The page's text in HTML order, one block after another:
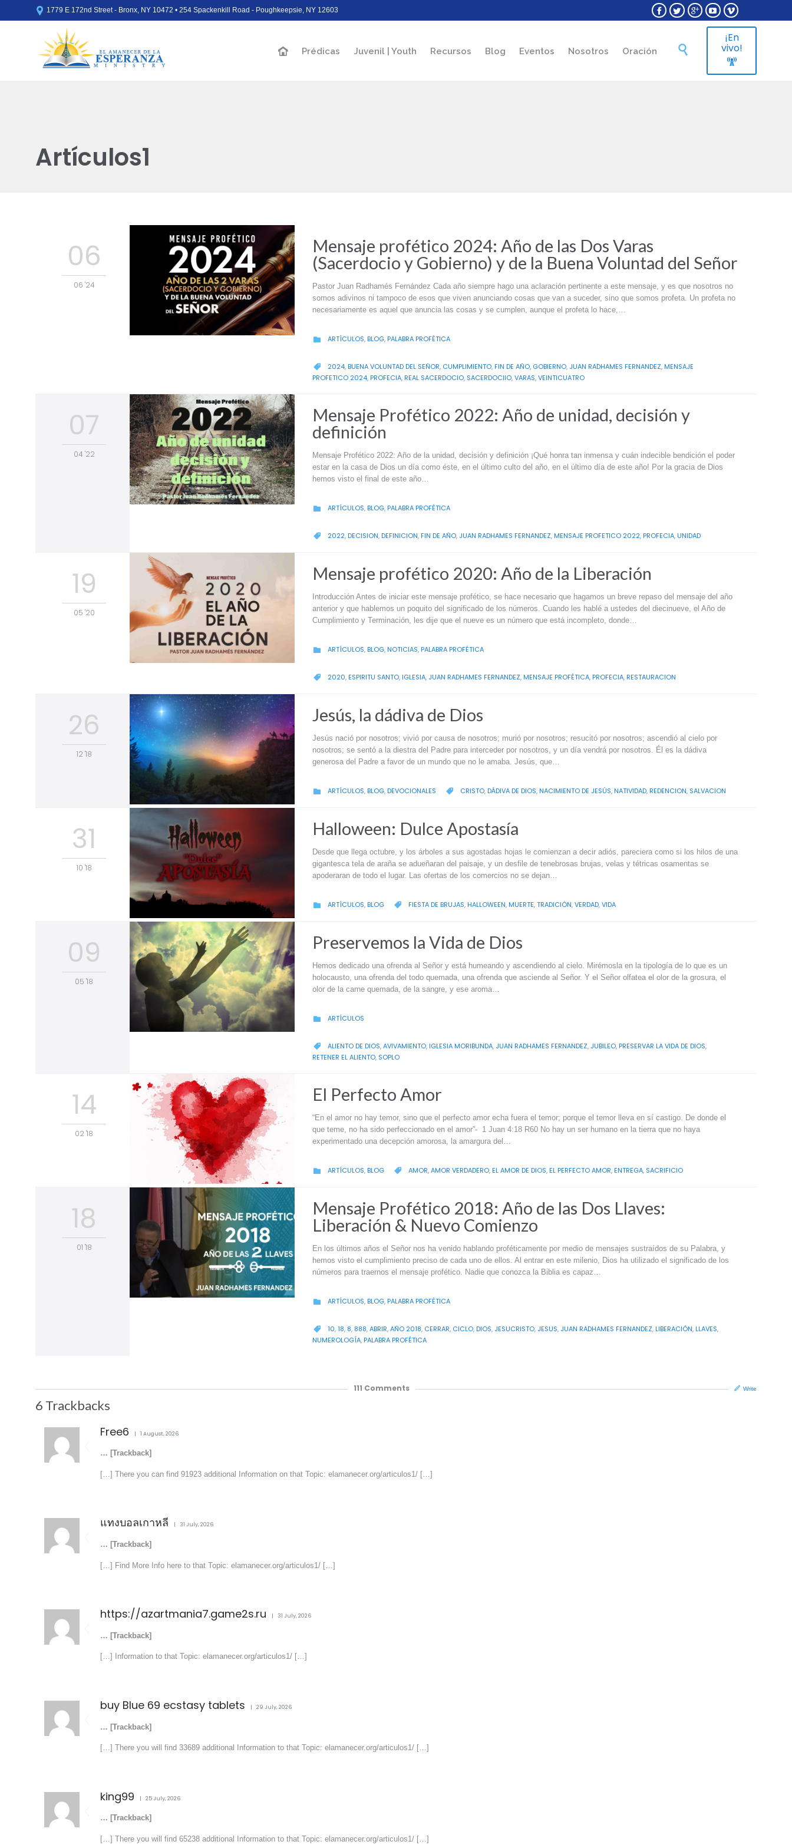
 1779 E 172nd Street - Bronx, NY 10472 • 254 Spackenkill Road - Poughkeepsie, NY 12603     
Skip
Prédicas Juvenil | Youth Recursos Blog Eventos Nosotros Oración 
¡En
vivo!

Artículos1
06
06 '24
Mensaje profético 2024: Año de las Dos Varas
(Sacerdocio y Gobierno) y de la Buena Voluntad del Señor
Pastor Juan Radhamés Fernández Cada año siempre hago una aclaración pertinente a este mensaje, y es que nosotros no
somos adivinos ni tampoco de esos que viven anunciando cosas que van a suceder, sino que somos profeta. Un profeta no
necesariamente es aquel que anuncia las cosas y se cumplen, aunque el profeta lo hace,…
 CATEGORY
ARTÍCULOS, BLOG, PALABRA PROFÉTICA
 CATEGORY
2024, BUENA VOLUNTAD DEL SEÑOR, CUMPLIMIENTO, FIN DE AÑO, GOBIERNO, JUAN RADHAMES FERNANDEZ, MENSAJE
PROFETICO 2024, PROFECIA, REAL SACERDOCIO, SACERDOCIIO,VARAS,VEINTICUATRO
07
04 '22
Mensaje Profético 2022: Año de unidad, decisión y
definición
Mensaje Profético 2022: Año de la unidad, decisión y definición ¡Qué honra tan inmensa y cuán indecible bendición el poder
estar en la casa de Dios un día como éste, en el último culto del año, en el último día de este año! Por la gracia de Dios
hemos visto el final de este año…
 CATEGORY
ARTÍCULOS, BLOG, PALABRA PROFÉTICA
 CATEGORY
2022, DECISION, DEFINICION, FIN DE AÑO, JUAN RADHAMES FERNANDEZ, MENSAJE PROFETICO 2022, PROFECIA, UNIDAD
19
05 '20
Mensaje profético 2020: Año de la Liberación
Introducción Antes de iniciar este mensaje profético, se hace necesario que hagamos un breve repaso del mensaje del año
anterior y que hablemos un poquito del significado de los números. Cuando les hablé a ustedes del diecinueve, el Año de
Cumplimiento y Terminación, les dije que el nueve es un número que está incompleto, donde…
 CATEGORY
ARTÍCULOS, BLOG, NOTICIAS, PALABRA PROFÉTICA
 CATEGORY
2020, ESPIRITU SANTO, IGLESIA, JUAN RADHAMES FERNANDEZ, MENSAJE PROFÉTICA, PROFECIA, RESTAURACION
26
12 '18
Jesús, la dádiva de Dios
Jesús nació por nosotros; vivió por causa de nosotros; murió por nosotros; resucitó por nosotros; ascendió al cielo por
nosotros; se sentó a la diestra del Padre para interceder por nosotros, y un día vendrá por nosotros. Él es la dádiva
generosa del Padre a favor de un mundo que no le amaba. Jesús, que…
 CATEGORY
ARTÍCULOS, BLOG, DEVOCIONALES  CATEGORY
CRISTO, DÁDIVA DE DIOS, NACIMIENTO DE JESÚS, NATIVIDAD, REDENCION, SALVACION
31
10 '18
Halloween: Dulce Apostasía
Desde que llega octubre, y los árboles a sus agostadas hojas le comienzan a decir adiós, pareciera como si los hilos de una
gigantesca tela de araña se adueñaran del paisaje, y un desfile de tenebrosas brujas, velas y tétricas osamentas se
apoderaran de todo el lugar. Las ofertas de los comercios no se dejan…
 CATEGORY
ARTÍCULOS, BLOG  CATEGORY
FIESTA DE BRUJAS, HALLOWEEN, MUERTE,TRADICIÓN,VERDAD,VIDA
09
05 '18
Preservemos la Vida de Dios
Hemos dedicado una ofrenda al Señor y está humeando y ascendiendo al cielo. Mirémosla en la tipología de lo que es un
holocausto, una ofrenda del todo quemada, una ofrenda que asciende al Señor. Y el Señor olfatea el olor de la grosura, el
olor de la carne quemada, de la sangre, y ese aroma…
 CATEGORY
ARTÍCULOS
 CATEGORY
ALIENTO DE DIOS,AVIVAMIENTO, IGLESIA MORIBUNDA, JUAN RADHAMES FERNANDEZ, JUBILEO, PRESERVAR LA VIDA DE DIOS,
RETENER EL ALIENTO, SOPLO
14
02 '18
El Perfecto Amor
“En el amor no hay temor, sino que el perfecto amor echa fuera el temor; porque el temor lleva en sí castigo. De donde el
que teme, no ha sido perfeccionado en el amor”- 1 Juan 4:18 R60 No hay un ser humano en la tierra que no haya
experimentado una decepción amorosa, la amargura del…
 CATEGORY
ARTÍCULOS, BLOG  CATEGORY
AMOR,AMOR VERDADERO, EL AMOR DE DIOS, EL PERFECTO AMOR, ENTREGA, SACRIFICIO
18
01 '18
Mensaje Profético 2018: Año de las Dos Llaves:
Liberación & Nuevo Comienzo
En los últimos años el Señor nos ha venido hablando proféticamente por medio de mensajes sustraídos de su Palabra, y
hemos visto el cumplimiento preciso de cada uno de ellos. Al entrar en este milenio, Dios ha utilizado el significado de los
números para traernos el mensaje profético. Nadie que conozca la Biblia es capaz…
 CATEGORY
ARTÍCULOS, BLOG, PALABRA PROFÉTICA
 CATEGORY
10,18, 8, 888,ABRIR,AÑO 2018, CERRAR, CICLO, DIOS, JESUCRISTO, JESUS, JUAN RADHAMES FERNANDEZ, LIBERACIÓN, LLAVES,
NUMEROLOGÍA, PALABRA PROFÉTICA
111 Comments Write
6 Trackbacks
Free6 1 August, 2026
… [Trackback]
[…] There you can find 91923 additional Information on that Topic: elamanecer.org/articulos1/ […]
แทงบอลเกาหลี 31 July, 2026
… [Trackback]
[…] Find More Info here to that Topic: elamanecer.org/articulos1/ […]
https://azartmania7.game2s.ru 31 July, 2026
… [Trackback]
[…] Information to that Topic: elamanecer.org/articulos1/ […]
buy Blue 69 ecstasy tablets 29 July, 2026
… [Trackback]
[…] There you will find 33689 additional Information to that Topic: elamanecer.org/articulos1/ […]
king99 25 July, 2026
… [Trackback]
[…] There you will find 65238 additional Information to that Topic: elamanecer.org/articulos1/ […]